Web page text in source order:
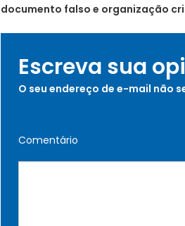
documento falso e organização
Escreva sua
O seu endereço de e-mail não
Comentário